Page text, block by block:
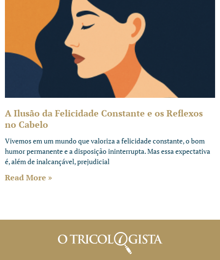
A Ilusão da Felicidade Constante e os Reflexos
no Cabelo
Vivemos em um mundo que valoriza a felicidade constante, o bom
humor permanente e a disposição ininterrupta. Mas essa expectativa
é, além de inalcançável, prejudicial
Read More »